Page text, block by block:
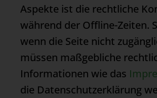
Aspekte ist die rechtliche
während der Offline-Zeiten.
wenn die Seite nicht
müssen maßgebliche
Informationen wie das
die Datenschutzerklärung